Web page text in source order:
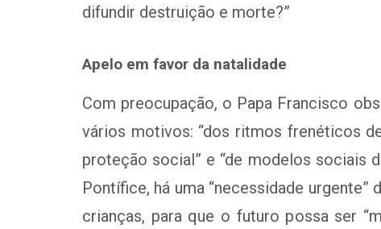
difundir destruição e morte?”
Apelo em favor da natalidade
Com preocupação, o Papa Francisco
vários motivos: “dos ritmos frenéticos
proteção social” e “de modelos sociais
Pontífice, há uma “necessidade
crianças, para que o futuro possa ser